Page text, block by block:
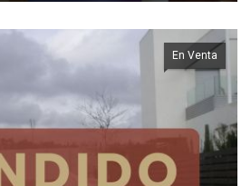
En Venta